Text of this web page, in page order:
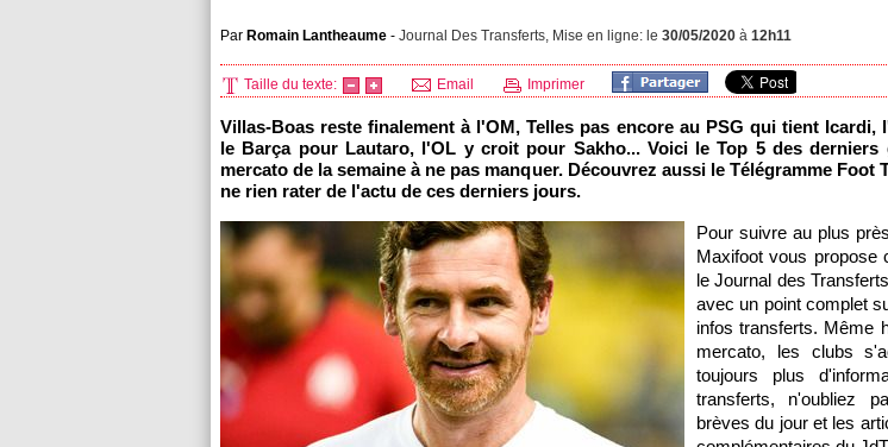
Par Romain Lantheaume - Journal Des Transferts, Mise en ligne: le 30/05/2020 à 12h11
Taille du texte: Email Imprimer
Villas-Boas reste finalement à l'OM, Telles pas encore au PSG qui tient Icardi,
le Barça pour Lautaro, l'OL y croit pour Sakho... Voici le Top 5 des derniers
mercato de la semaine à ne pas manquer. Découvrez aussi le Télégramme Foot
ne rien rater de l'actu de ces derniers jours.
Pour suivre au plus
Maxifoot vous propose
le Journal des
avec un point complet
infos transferts. Même
mercato, les clubs
toujours plus
transferts, n'oubliez
brèves du jour et les